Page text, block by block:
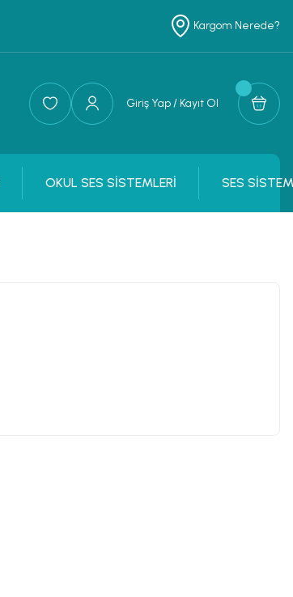
Kargom Nerede?
Giriş Yap / Kayıt Ol
OKUL SES SİSTEMLERİ SES